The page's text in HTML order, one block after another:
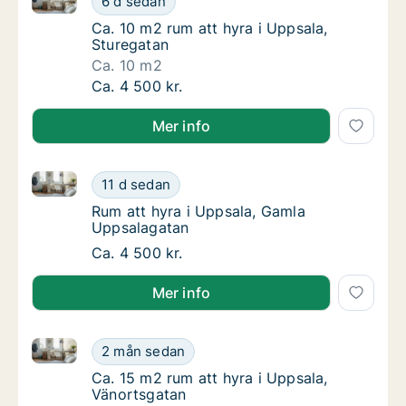
Ca. 10 m2 rum att hyra i Uppsala,
Ca. 10 m2 rum att hyra i Uppsala,
Sturegatan
Ca. 10 m2
Ca. 10 m2 rum att hyra i Uppsala,
Ca. 4 500 kr.
Mer info
Rum att hyra i Uppsala, Gamla
11 d sedan
Rum att hyra i Uppsala, Gamla Uppsalagatan
Rum att hyra i Uppsala, Gamla
Rum att hyra i Uppsala, Gamla
Uppsalagatan
Rum att hyra i Uppsala, Gamla
Ca. 4 500 kr.
Mer info
Ca. 15 m2 rum att hyra i Uppsala,
2 mån sedan
Ca. 15 m2 rum att hyra i Uppsala, Vänortsgatan
Ca. 15 m2 rum att hyra i Uppsala,
Ca. 15 m2 rum att hyra i Uppsala,
Vänortsgatan